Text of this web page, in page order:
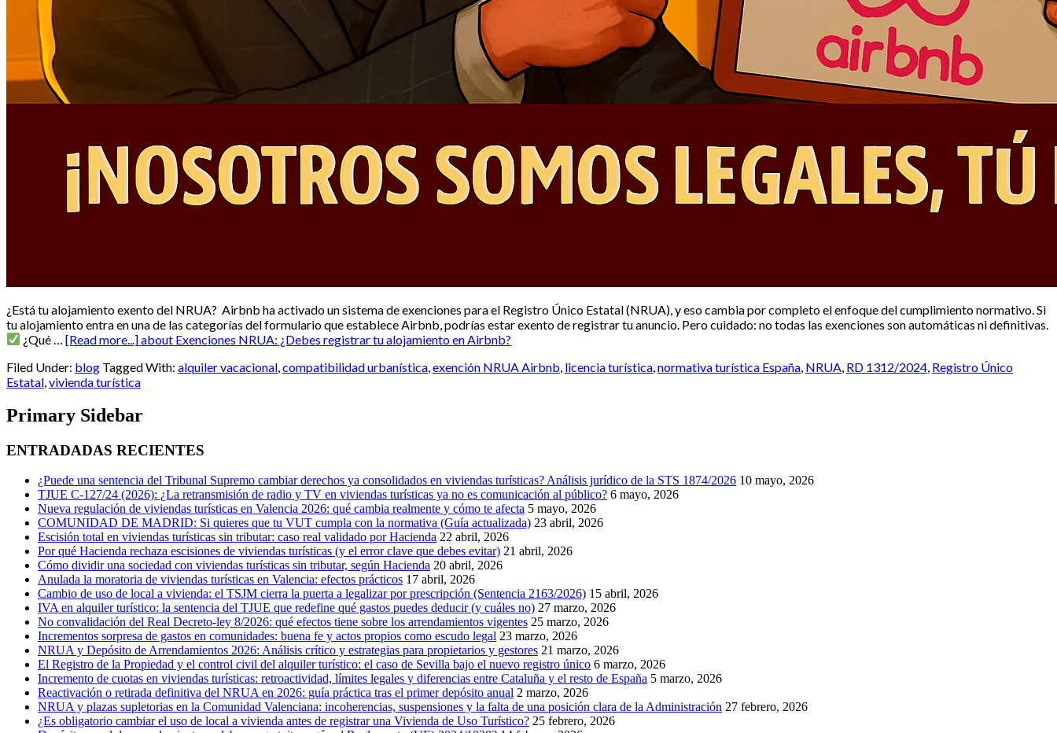
¿Está tu alojamiento exento del NRUA? Airbnb ha activado un sistema de exenciones para el Registro Único Estatal (NRUA), y eso cambia por completo el enfoque del cumplimiento normativo. Si
tu alojamiento entra en una de las categorías del formulario que establece Airbnb, podrías estar exento de registrar tu anuncio. Pero cuidado: no todas las exenciones son automáticas ni definitivas.
¿Qué …[Read more...]about Exenciones NRUA: ¿Debes registrar tu alojamiento en Airbnb?
Filed Under: blog Tagged With: alquiler vacacional compatibilidad urbanística exención NRUA Airbnb licencia turística normativa turística España NRUA RD 1312/2024 Registro Único
Estatal vivienda turística
Primary Sidebar
ENTRADADAS RECIENTES
¿Puede una sentencia del Tribunal Supremo cambiar derechos ya consolidados en viviendas turísticas? Análisis jurídico de la STS 1874/2026 10 mayo, 2026
TJUE C-127/24 (2026): ¿La retransmisión de radio y TV en viviendas turísticas ya no es comunicación al público? 6 mayo, 2026
Nueva regulación de viviendas turísticas en Valencia 2026: qué cambia realmente y cómo te afecta 5 mayo, 2026
COMUNIDAD DE MADRID: Si quieres que tu VUT cumpla con la normativa (Guía actualizada) 23 abril, 2026
Escisión total en viviendas turísticas sin tributar: caso real validado por Hacienda 22 abril, 2026
Por qué Hacienda rechaza escisiones de viviendas turísticas (y el error clave que debes evitar) 21 abril, 2026
Cómo dividir una sociedad con viviendas turísticas sin tributar, según Hacienda 20 abril, 2026
Anulada la moratoria de viviendas turísticas en Valencia: efectos prácticos 17 abril, 2026
Cambio de uso de local a vivienda: el TSJM cierra la puerta a legalizar por prescripción (Sentencia 2163/2026) 15 abril, 2026
IVA en alquiler turístico: la sentencia del TJUE que redefine qué gastos puedes deducir (y cuáles no) 27 marzo, 2026
No convalidación del Real Decreto-ley 8/2026: qué efectos tiene sobre los arrendamientos vigentes 25 marzo, 2026
Incrementos sorpresa de gastos en comunidades: buena fe y actos propios como escudo legal 23 marzo, 2026
NRUA y Depósito de Arrendamientos 2026: Análisis crítico y estrategias para propietarios y gestores 21 marzo, 2026
El Registro de la Propiedad y el control civil del alquiler turístico: el caso de Sevilla bajo el nuevo registro único 6 marzo, 2026
Incremento de cuotas en viviendas turísticas: retroactividad, límites legales y diferencias entre Cataluña y el resto de España 5 marzo, 2026
Reactivación o retirada definitiva del NRUA en 2026: guía práctica tras el primer depósito anual 2 marzo, 2026
NRUA y plazas supletorias en la Comunidad Valenciana: incoherencias, suspensiones y la falta de una posición clara de la Administración 27 febrero, 2026
¿Es obligatorio cambiar el uso de local a vivienda antes de registrar una Vivienda de Uso Turístico? 25 febrero, 2026